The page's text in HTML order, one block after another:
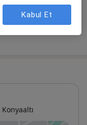
Konyaaltı
Kabul Et